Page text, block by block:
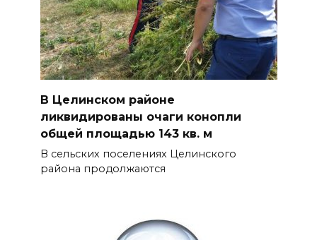
В Целинском районе
ликвидированы очаги конопли
общей площадью 143 кв. м
В сельских поселениях Целинского
района продолжаются